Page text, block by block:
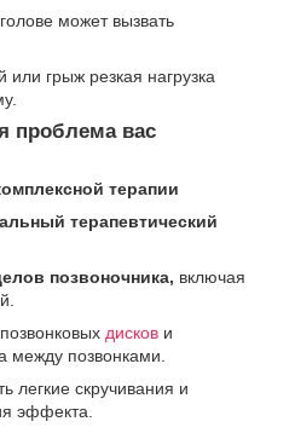
может вызвать
или грыж резкая нагрузка
проблема вас
терапии
терапевтический
позвоночника, включая
дисков и
между позвонками.
легкие скручивания и
эффекта.